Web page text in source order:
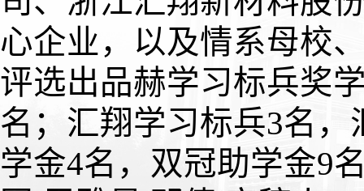
心企业，以及情系母校
评选出品赫学习标兵奖
名；汇翔学习标兵3名
学金4名，双冠助学金9